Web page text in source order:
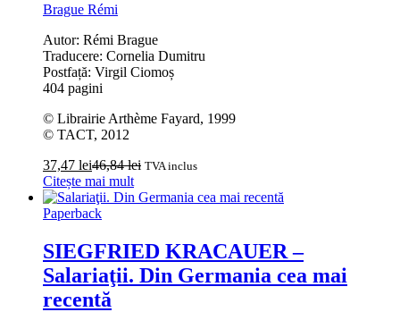
Brague Rémi
Autor: Rémi Brague
Traducere: Cornelia Dumitru
Postfață: Virgil Ciomoș
404 pagini
© Librairie Arthème Fayard, 1999
© TACT, 2012
37,47 lei46,84lei TVA inclus
Citește mai mult
Paperback
SIEGFRIED KRACAUER –
Salariaţii. Din Germania cea mai
recentă